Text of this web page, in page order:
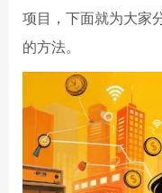
项目，下面就为大家
的方法。